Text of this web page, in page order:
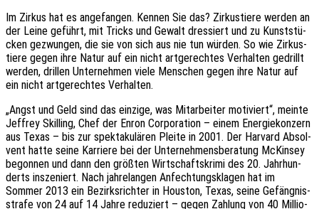
Im Zirkus hat es ange­fan­gen. Kennen Sie das? Zirkus­tie­re werden an
der Leine geführt, mit Tricks und Gewalt dres­siert und zu Kunst­stü­
cken gezwun­gen, die sie von sich aus nie tun würden. So wie Zirkus­
tie­re gegen ihre Natur auf ein nicht artge­rech­tes Verhal­ten gedrillt
werden, dril­len Unter­neh­men viele Menschen gegen ihre Natur auf
ein nicht artge­rech­tes Verhalten.
„Angst und Geld sind das einzi­ge, was Mitar­bei­ter moti­viert“, meinte
Jeffrey Skil­ling, Chef der Enron Corpo­ra­ti­on – einem Ener­gie­kon­zern
aus Texas – bis zur spek­ta­ku­lä­ren Pleite in 2001. Der Harvard Absol­
vent hatte seine Karrie­re bei der Unter­neh­mens­be­ra­tung McKin­sey
begon­nen und dann den größ­ten Wirt­schafts­kri­mi des 20. Jahr­hun­
derts insze­niert. Nach jahre­lan­gen Anfech­tungs­kla­gen hat im
Sommer 2013 ein Bezirks­rich­ter in Hous­ton, Texas, seine Gefäng­nis­
stra­fe von 24 auf 14 Jahre redu­ziert – gegen Zahlung von 40 Millio­